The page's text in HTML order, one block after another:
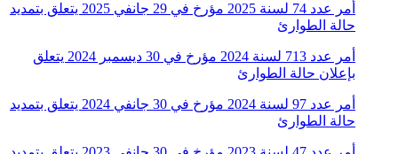
أمر عدد 74 لسنة 2025 مؤرخ في 29 جانفي 2025 يتعلق بتمديد
حالة الطوارئ
أمر عدد 713 لسنة 2024 مؤرخ في 30 ديسمبر 2024 يتعلق
بإعلان حالة الطوارئ
أمر عدد 97 لسنة 2024 مؤرخ في 30 جانفي 2024 يتعلق بتمديد
حالة الطوارئ